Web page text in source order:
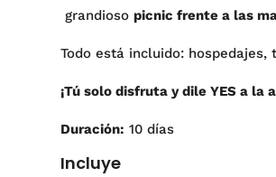
grandioso picnic frente a las
Todo está incluido:
¡Tú solo disfruta y dile YES a la
Duración: 10 días
Incluye